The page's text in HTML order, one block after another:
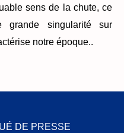
sens de la chute, ce
grande singularité sur
notre époque..
DE PRESSE